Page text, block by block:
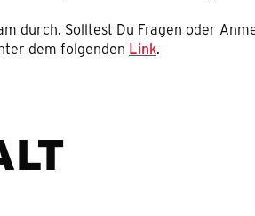
durch. Solltest Du Fragen oder
dem folgenden Link.